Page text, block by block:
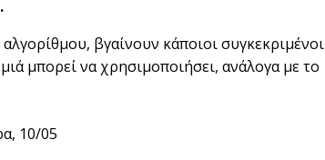
βγαίνουν κάποιοι συγκεκριμένοι
μπορεί να χρησιμοποιήσει, ανάλογα με το
10/05